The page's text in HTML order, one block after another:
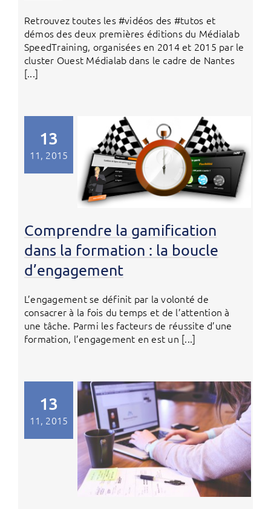
Retrouvez toutes les #vidéos des #tutos et
démos des deux premières éditions du Médialab
SpeedTraining, organisées en 2014 et 2015 par le
cluster Ouest Médialab dans le cadre de Nantes
[...]
13
11, 2015
Comprendre la gamification
dans la formation : la boucle
d’engagement
L’engagement se définit par la volonté de
consacrer à la fois du temps et de l’attention à
une tâche. Parmi les facteurs de réussite d’une
formation, l’engagement en est un [...]
13
11, 2015